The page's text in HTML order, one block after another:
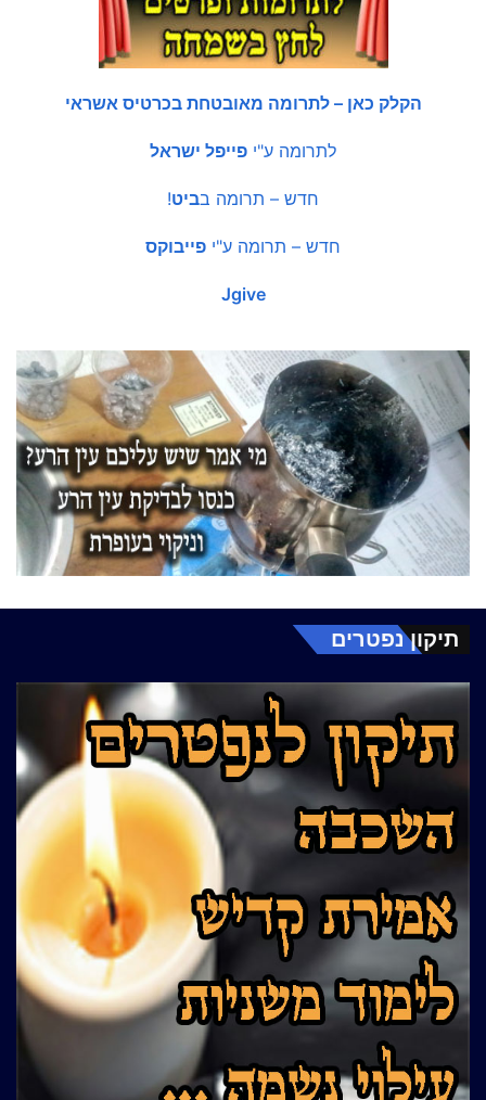
הקלק כאן – לתרומה מאובטחת בכרטיס אשראי
לתרומה ע"י פייפל ישראל
חדש – תרומה בביט!
חדש – תרומה ע"י פייבוקס
Jgive
תיקון נפטרים